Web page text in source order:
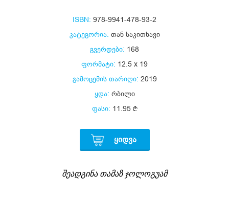
ISBN: 978-9941-478-93-2
კატეგორია: თან საკითხავი
გვერდები: 168
ფორმატი: 12.5 x 19
გამოცემის თარიღი: 2019
ყდა: რბილი
ფასი: 11.95
ᲧᲘᲓᲕᲐ
შეადგინა თამაზ ჯოლოგუამ